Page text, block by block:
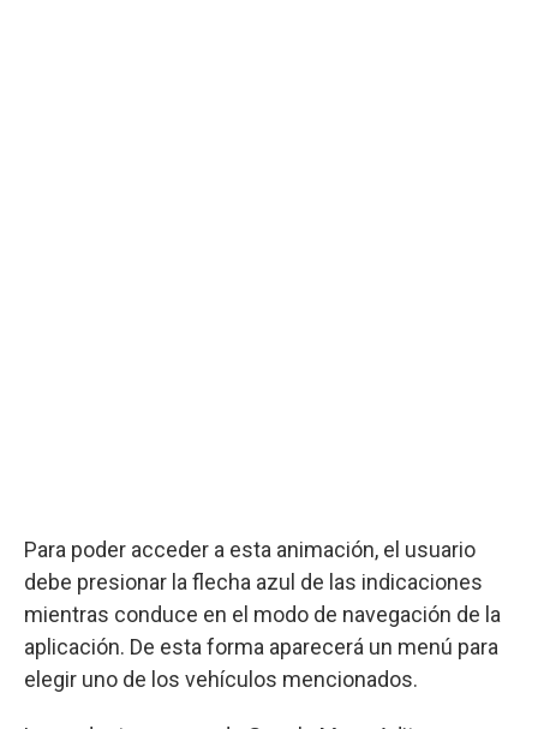
Para poder acceder a esta animación, el usuario
debe presionar la flecha azul de las indicaciones
mientras conduce en el modo de navegación de la
aplicación. De esta forma aparecerá un menú para
elegir uno de los vehículos mencionados.